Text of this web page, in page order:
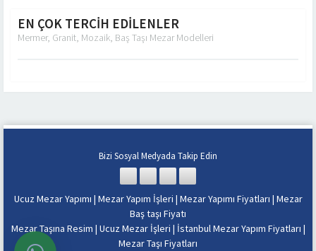
EN ÇOK TERCİH EDİLENLER
Mermer, Granit, Mozaik, Baş Taşı Mezar Modelleri
Bizi Sosyal Medyada Takip Edin
Ucuz Mezar Yapımı | Mezar Yapım İşleri | Mezar Yapımı Fiyatları | Mezar
Baş taşı Fiyatı
Mezar Taşına Resim | Ucuz Mezar İşleri | İstanbul Mezar Yapım Fiyatları |
Mezar Taşı Fiyatları